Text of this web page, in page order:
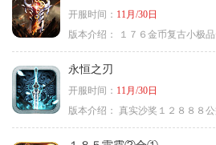
开服时间： 11月/30日
版本介绍：
１７６金币复古小极
永恒之刃
开服时间： 11月/30日
版本介绍： 真实沙奖１２８８８